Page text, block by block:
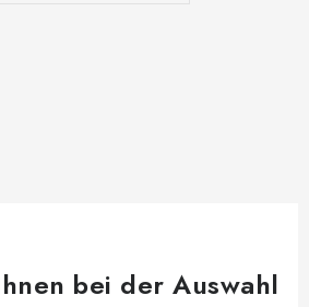
bei der Auswahl